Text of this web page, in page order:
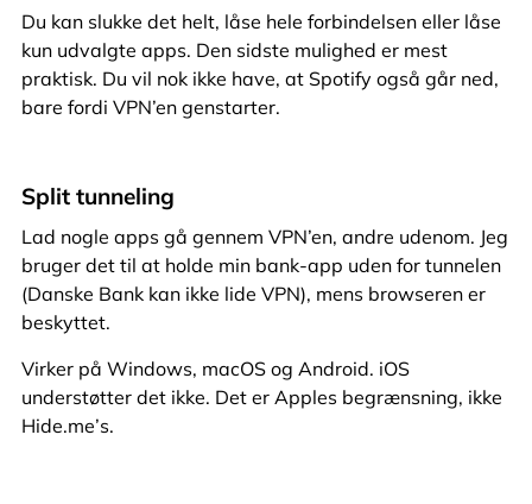
Du kan slukke det helt, låse hele forbindelsen eller låse
kun udvalgte apps. Den sidste mulighed er mest
praktisk. Du vil nok ikke have, at Spotify også går ned,
bare fordi VPN’en genstarter.
Split tunneling
Lad nogle apps gå gennem VPN’en, andre udenom. Jeg
bruger det til at holde min bank-app uden for tunnelen
(Danske Bank kan ikke lide VPN), mens browseren er
beskyttet.
Virker på Windows, macOS og Android. iOS
understøtter det ikke. Det er Apples begrænsning, ikke
Hide.me’s.